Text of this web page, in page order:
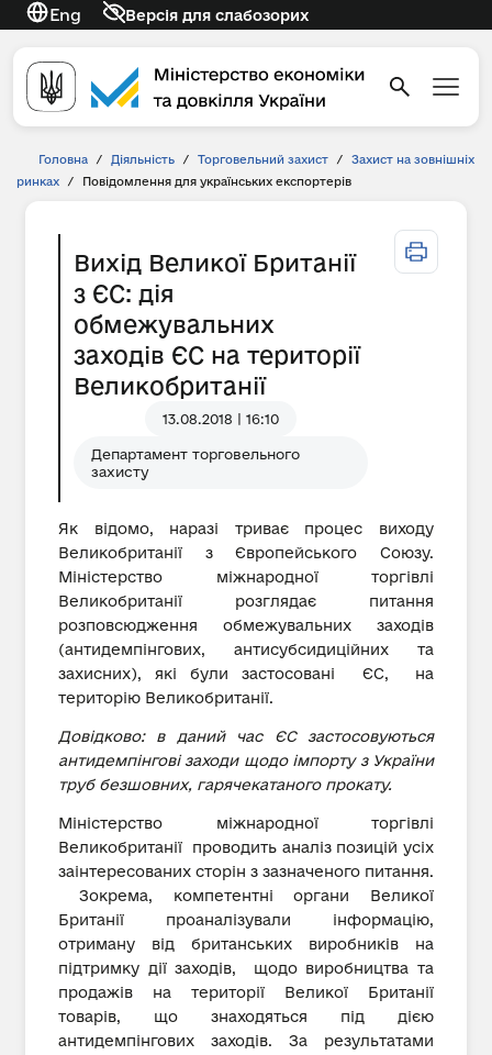
Eng Версія для слабозорих
Головна / Діяльність / Торговельний захист /
Захист на зовнішніх
ринках
/ Повідомлення для українських експортерів
Вихід Великої Британії
з ЄС: дія
обмежувальних
заходів ЄС на території
Великобританії
13.08.2018 | 16:10
Департамент торговельного
захисту
Як відомо, наразі триває процес виходу
Великобританії з Європейського Союзу.
Міністерство міжнародної торгівлі
Великобританії розглядає питання
розповсюдження обмежувальних заходів
(антидемпінгових, антисубсидиційних та
захисних), які були застосовані ЄС, на
територію Великобританії.
Довідково: в даний час ЄС застосовуються
антидемпінгові заходи щодо імпорту з України
труб безшовних, гарячекатаного прокату.
Міністерство міжнародної торгівлі
Великобританії проводить аналіз позицій усіх
заінтересованих сторін з зазначеного питання.
Зокрема, компетентні органи Великої
Британії проаналізували інформацію,
отриману від британських виробників на
підтримку дії заходів, щодо виробництва та
продажів на території Великої Британії
товарів, що знаходяться під дією
антидемпінгових заходів. За результатами